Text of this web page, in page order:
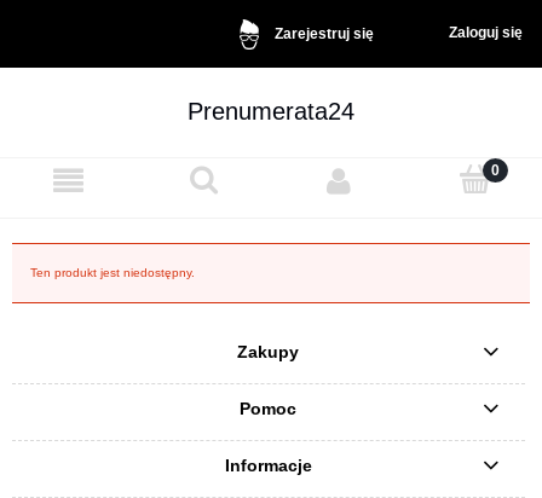
Zarejestruj się Zaloguj się
Prenumerata24
Ten produkt jest niedostępny.
Zakupy
Pomoc
Informacje